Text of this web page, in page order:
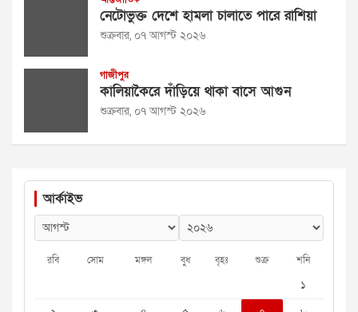
নেটোভুক্ত দেশে হামলা চালাতে পারে রাশিয়া
শুক্রবার, ০৭ আগস্ট ২০২৬
গাজীপুর
কালিয়াকৈরে দাঁড়িয়ে থাকা বাসে আগুন
শুক্রবার, ০৭ আগস্ট ২০২৬
আর্কাইভ
রবি সোম মঙ্গল বুধ বৃহঃ শুক্র শনি
১